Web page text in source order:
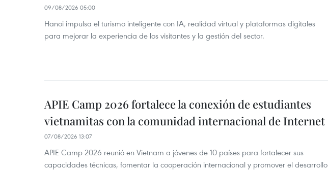
09/08/2026 05:00
Hanoi impulsa el turismo inteligente con IA, realidad virtual y plataformas digitales
para mejorar la experiencia de los visitantes y la gestión del sector.
APIE Camp 2026 fortalece la conexión de estudiantes
vietnamitas con la comunidad internacional de Internet
07/08/2026 13:07
APIE Camp 2026 reunió en Vietnam a jóvenes de 10 países para fortalecer sus
capacidades técnicas, fomentar la cooperación internacional y promover el desarrollo